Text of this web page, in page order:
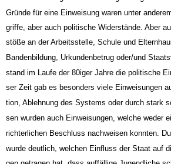
schlossenen Jugendwerkhof Torgau
Gründe für eine Einweisung waren unter
griffe, aber auch politische Widerstände. Aber
stöße an der Arbeitsstelle, Schule und
Bandenbildung, Urkundenbetrug oder/und
stand im Laufe der 80iger Jahre die politische
ser Zeit gab es besonders viele Einweisungen
tion, Ablehnung des Systems oder durch stark
sen wurden auch Einweisungen, welche weder
richterlichen Beschluss nachweisen konnten.
wurde deutlich, welchen Einfluss der Staat auf